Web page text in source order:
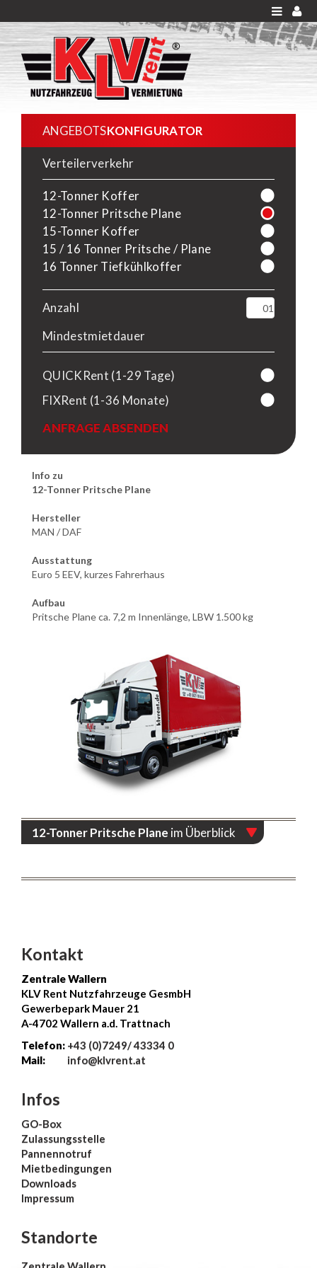
ANGEBOTSKONFIGURATOR
Verteilerverkehr
12-Tonner Koffer
12-Tonner Pritsche Plane
15-Tonner Koffer
15 / 16 Tonner Pritsche / Plane
16 Tonner Tiefkühlkoffer
Anzahl
Mindestmietdauer
QUICKRent (1-29 Tage)
FIXRent (1-36 Monate)
ANFRAGE ABSENDEN
Info zu
12-Tonner Pritsche Plane
Hersteller
MAN / DAF
Ausstattung
Euro 5 EEV, kurzes Fahrerhaus
Aufbau
Pritsche Plane ca. 7,2 m Innenlänge, LBW 1.500 kg
12-Tonner Pritsche Plane im Überblick
Kontakt
Zentrale Wallern
KLV Rent Nutzfahrzeuge GesmbH
Gewerbepark Mauer 21
A-4702 Wallern a.d. Trattnach
Telefon: +43 (0)7249/ 43334 0
Mail:
info@klvrent.at
Infos
GO-Box
Zulassungsstelle
Pannennotruf
Mietbedingungen
Downloads
Impressum
Standorte